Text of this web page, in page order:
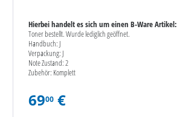
Hierbei handelt es sich um einen B-Ware Artikel:
Toner bestellt. Wurde lediglich geöffnet.
Handbuch: J
Verpackung: J
Note Zustand: 2
Zubehör: Komplett
6900 €